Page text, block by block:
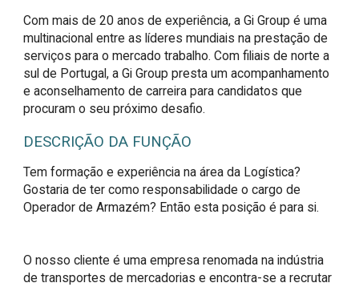
Com mais de 20 anos de experiência, a Gi Group é uma
multinacional entre as líderes mundiais na prestação de
serviços para o mercado trabalho. Com filiais de norte a
sul de Portugal, a Gi Group presta um acompanhamento
e aconselhamento de carreira para candidatos que
procuram o seu próximo desafio.
DESCRIÇÃO DA FUNÇÃO
Tem formação e experiência na área da Logística?
Gostaria de ter como responsabilidade o cargo de
Operador de Armazém? Então esta posição é para si.
O nosso cliente é uma empresa renomada na indústria
de transportes de mercadorias e encontra-se a recrutar